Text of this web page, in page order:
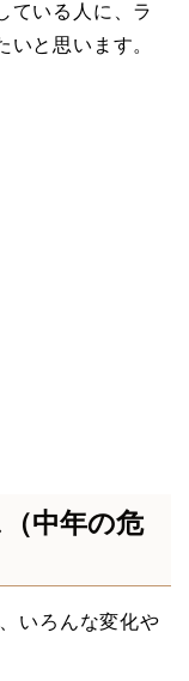
ている人に、ラ
と思います。
中年の危
いろんな変化や